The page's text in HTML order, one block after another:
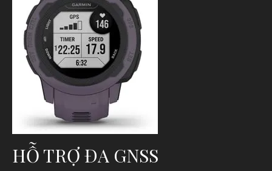
HỖ TRỢ ĐA GNSS